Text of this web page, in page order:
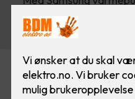
om vinteren og kjøling